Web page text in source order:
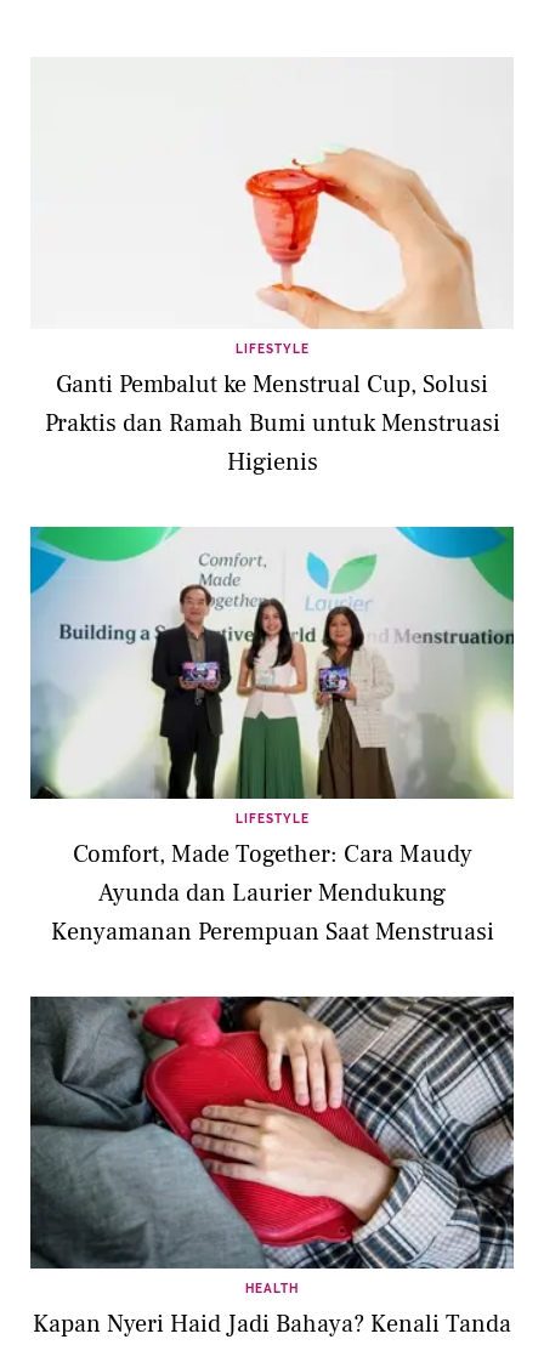
LIFESTYLE
Ganti Pembalut ke Menstrual Cup, Solusi
Praktis dan Ramah Bumi untuk Menstruasi
Higienis
LIFESTYLE
Comfort, Made Together: Cara Maudy
Ayunda dan Laurier Mendukung
Kenyamanan Perempuan Saat Menstruasi
HEALTH
Kapan Nyeri Haid Jadi Bahaya? Kenali Tanda